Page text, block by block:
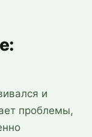
и
проблемы,